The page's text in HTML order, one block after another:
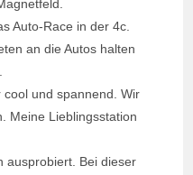
Auto-Race in der 4c.
an die Autos halten
cool und spannend. Wir
Meine Lieblingsstation
ausprobiert. Bei dieser